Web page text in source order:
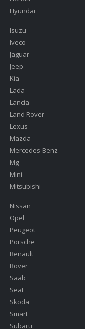
Hyundai
Isuzu
Iveco
Jaguar
Jeep
Kia
Lada
Lancia
Land Rover
Lexus
Mazda
Mercedes-Benz
Mg
Mini
Mitsubishi
Nissan
Opel
Peugeot
Porsche
Renault
Rover
Saab
Seat
Skoda
Smart
Subaru